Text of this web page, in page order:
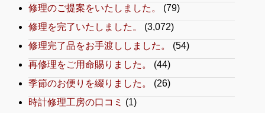
修理のご提案をいたしました。
(79)
修理を完了いたしました。
(3,072)
修理完了品をお手渡ししました。
(54)
再修理をご用命賜りました。
(44)
季節のお便りを綴りました。
(26)
時計修理工房の口コミ (1)